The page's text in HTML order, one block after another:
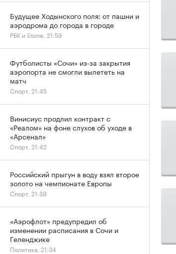
Будущее Ходынского поля: от пашни и
аэродрома до города в городе
РБК и Stone, 21:59
Футболисты «Сочи» из-за закрытия
аэропорта не смогли вылететь на
матч
Спорт, 21:45
Винисиус продлил контракт с
«Реалом» на фоне слухов об уходе в
«Арсенал»
Спорт, 21:42
Российский прыгун в воду взял второе
золото на чемпионате Европы
Спорт, 21:39
«Аэрофлот» предупредил об
изменении расписания в Сочи и
Геленджике
Политика, 21:34